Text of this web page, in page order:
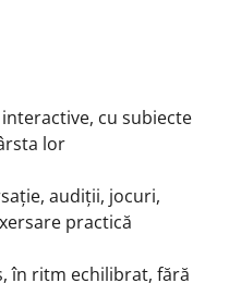
cu subiecte
lor
audiții, jocuri,
practică
în ritm echilibrat, fără